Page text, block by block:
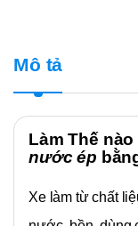
Mô tả
Làm Thế
nước ép
Xe làm từ chất